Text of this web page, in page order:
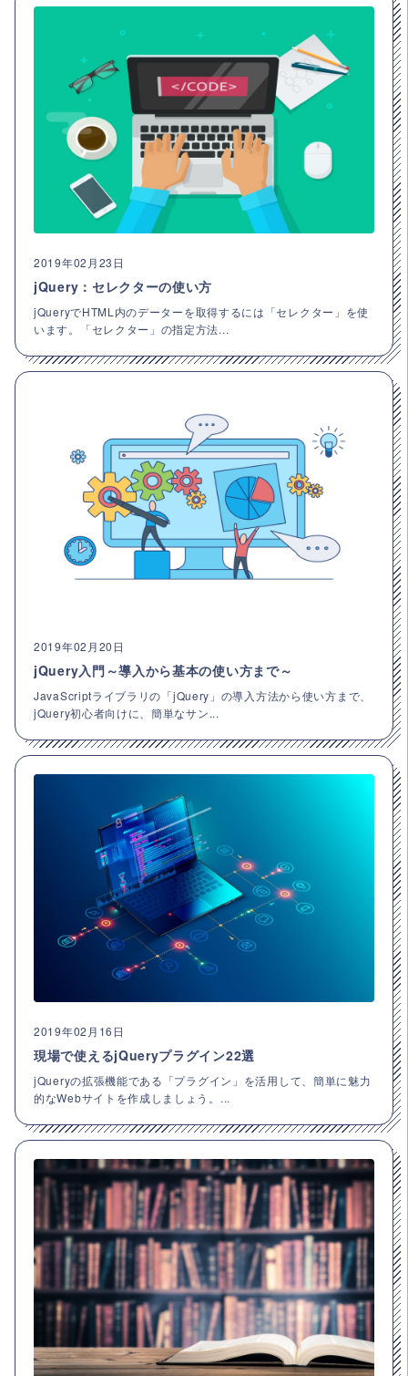
2019年02月23日
jQuery：セレクターの使い方
jQueryでHTML内のデーターを取得するには「セレクター」を使
います。「セレクター」の指定方法...
2019年02月20日
jQuery入門～導入から基本の使い方まで～
JavaScriptライブラリの「jQuery」の導入方法から使い方まで、
jQuery初心者向けに、簡単なサン...
2019年02月16日
現場で使えるjQueryプラグイン22選
jQueryの拡張機能である「プラグイン」を活用して、簡単に魅力
的なWebサイトを作成しましょう。...